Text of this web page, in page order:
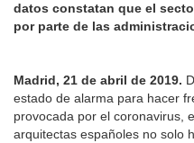
datos constatan que el
por parte de las
Madrid, 21 de abril de 2019.
estado de alarma para hacer
provocada por el coronavirus,
arquitectas españoles no solo